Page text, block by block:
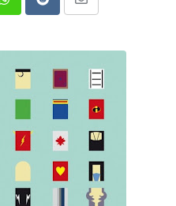
WhatsappRedditShare
Email